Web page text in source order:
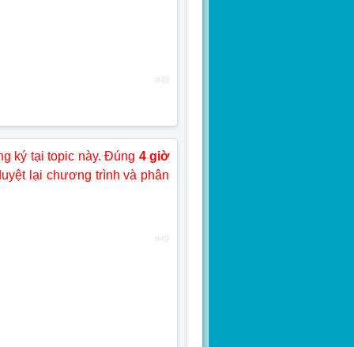
#48
ký tại topic này. Đúng 4 giờ
lại chương trình và phân
#49